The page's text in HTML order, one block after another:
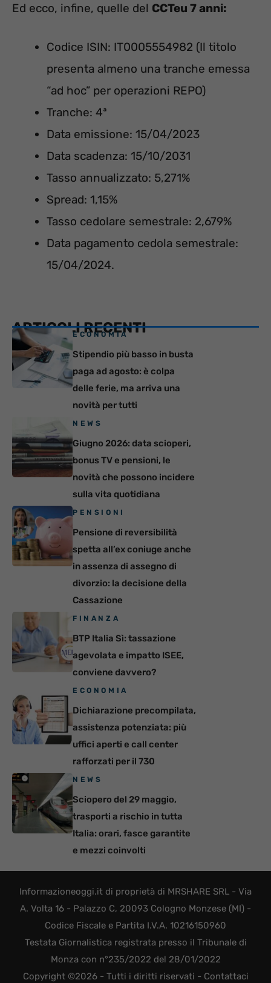
Ed ecco, infine, quelle del CCTeu 7 anni:
Codice ISIN: IT0005554982 (Il titolo
presenta almeno una tranche emessa
“ad hoc” per operazioni REPO)
Tranche: 4ª
Data emissione: 15/04/2023
Data scadenza: 15/10/2031
Tasso annualizzato: 5,271%
Spread: 1,15%
Tasso cedolare semestrale: 2,679%
Data pagamento cedola semestrale:
15/04/2024.
ARTICOLI RECENTI
ECONOMIA
Stipendio più basso in busta
paga ad agosto: è colpa
delle ferie, ma arriva una
novità per tutti
NEWS
Giugno 2026: data scioperi,
bonus TV e pensioni, le
novità che possono incidere
sulla vita quotidiana
PENSIONI
Pensione di reversibilità
spetta all’ex coniuge anche
in assenza di assegno di
divorzio: la decisione della
Cassazione
FINANZA
BTP Italia Sì: tassazione
agevolata e impatto ISEE,
conviene davvero?
ECONOMIA
Dichiarazione precompilata,
assistenza potenziata: più
uffici aperti e call center
rafforzati per il 730
NEWS
Sciopero del 29 maggio,
trasporti a rischio in tutta
Italia: orari, fasce garantite
e mezzi coinvolti
Informazioneoggi.it di proprietà di MRSHARE SRL - Via
A. Volta 16 - Palazzo C, 20093 Cologno Monzese (MI) -
Codice Fiscale e Partita I.V.A. 10216150960
Testata Giornalistica registrata presso il Tribunale di
Monza con n°235/2022 del 28/01/2022
Copyright ©2026 - Tutti i diritti riservati - Contattaci